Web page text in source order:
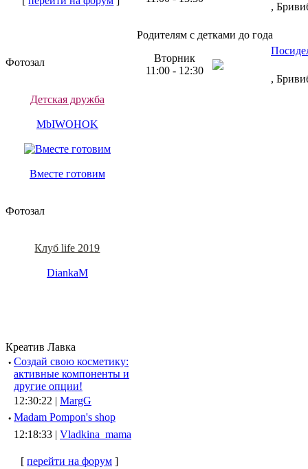
Фотозал
Детская дружба
MbIWOHOK
Вместе готовим
Фотозал
Клуб life 2019
DiankaM
Креатив Лавка
· Создай свою косметику:
активные компоненты и
другие опции!
12:30:22 | MargG
· Madam Pompon's shop
12:18:33 | Vladkina_mama
[ перейти на форум ]
,
Родителям с детками до года
Вторник
11:00 - 12:30
,